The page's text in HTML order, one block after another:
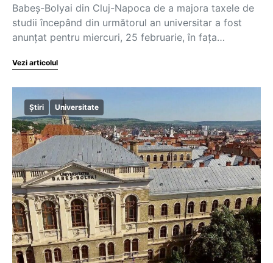
Babeș-Bolyai din Cluj-Napoca de a majora taxele de
studii începând din următorul an universitar a fost
anunțat pentru miercuri, 25 februarie, în fața…
Vezi articolul
Știri Universitate